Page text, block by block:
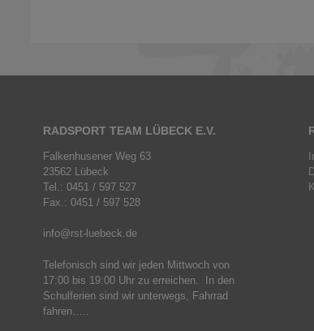
RADSPORT TEAM LÜBECK E.V.
Falkenhusener Weg 63
23562 Lübeck
Tel.: 0451 / 597 527
Fax.: 0451 / 597 528
info@rst-luebeck.de
Telefonisch sind wir jeden Mittwoch von
17:00 bis 19:00 Uhr zu erreichen. In den
Schulferien sind wir unterwegs, Fahrrad
fahren…..